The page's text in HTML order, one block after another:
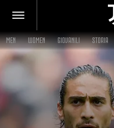
MEN WOMEN GIOVANILI STORIA